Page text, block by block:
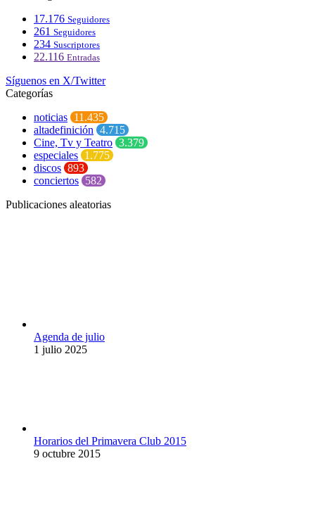
17.176 Seguidores
261 Seguidores
234 Suscriptores
22.116 Entradas
Síguenos en X/Twitter
Categorías
noticias 11.435
altadefinición 4.715
Cine, Tv y Teatro 3.379
especiales 1.775
discos 893
conciertos 582
Publicaciones aleatorias
Agenda de julio
1 julio 2025
Horarios del Primavera Club 2015
9 octubre 2015